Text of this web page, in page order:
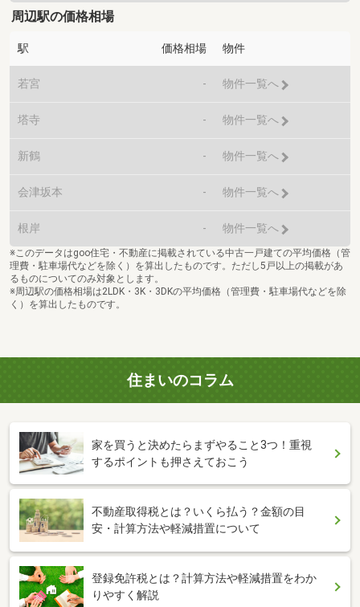
周辺駅の価格相場
駅 価格相場 物件
若宮 - 物件一覧へ
塔寺 - 物件一覧へ
新鶴 - 物件一覧へ
会津坂本 - 物件一覧へ
根岸 - 物件一覧へ
※このデータはgoo住宅・不動産に掲載されている中古一戸建ての平均価格（管
理費・駐車場代などを除く）を算出したものです。ただし5戸以上の掲載があ
るものについてのみ対象とします。
※周辺駅の価格相場は2LDK・3K・3DKの平均価格（管理費・駐車場代などを除
く）を算出したものです。
住まいのコラム
家を買うと決めたらまずやること3つ！重視
するポイントも押さえておこう
不動産取得税とは？いくら払う？金額の目
安・計算方法や軽減措置について
登録免許税とは？計算方法や軽減措置をわか
りやすく解説